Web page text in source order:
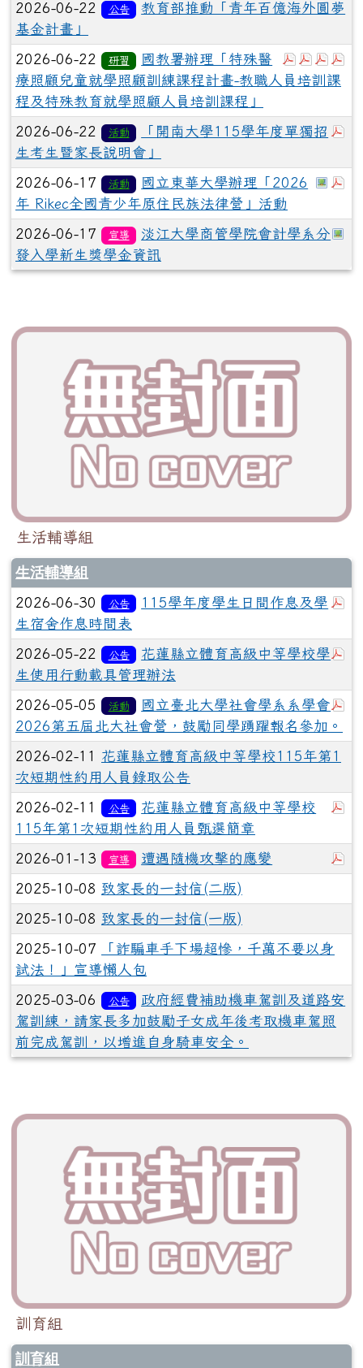
2026-06-22 公告
教育部推動「青年百億海外圓夢
基金計畫」
於彈跳視
於彈
於
2026-06-22 研習
國教署辦理「特殊醫
療照顧兒童就學照顧訓練課程計畫-教職人員培訓課
程及特殊教育就學照顧人員培訓課程」
2026-06-22 活動
「開南大學115學年度單獨招
生考生暨家長說明會」
於
2026-06-17 活動
國立東華大學辦理「2026
年 Rikec全國青少年原住民族法律營」活動
2026-06-17 宣導
淡江大學商管學院會計學系分
發入學新生獎學金資訊
生活輔導組
生活輔導組
2026-06-30 公告
115學年度學生日間作息及學
生宿舍作息時間表
2026-05-22 公告
花蓮縣立體育高級中等學校學
生使用行動載具管理辦法
2026-05-05 活動
國立臺北大學社會學系系學會
2026第五屆北大社會營，鼓勵同學踴躍報名參加。
2026-02-11 花蓮縣立體育高級中等學校115年第1
次短期性約用人員錄取公告
2026-02-11 公告
花蓮縣立體育高級中等學校
115年第1次短期性約用人員甄選簡章
2026-01-13 宣導 遭遇隨機攻擊的應變
2025-10-08 致家長的一封信(二版)
2025-10-08 致家長的一封信(一版)
2025-10-07
「詐騙車手下場超慘，千萬不要以身
試法！」宣導懶人包
2025-03-06 公告
政府經費補助機車駕訓及道路安
駕訓練，請家長多加鼓勵子女成年後考取機車駕照
前完成駕訓，以增進自身騎車安全。
訓育組
訓育組